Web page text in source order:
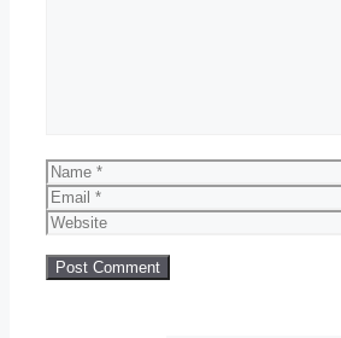
Name
Email
Website